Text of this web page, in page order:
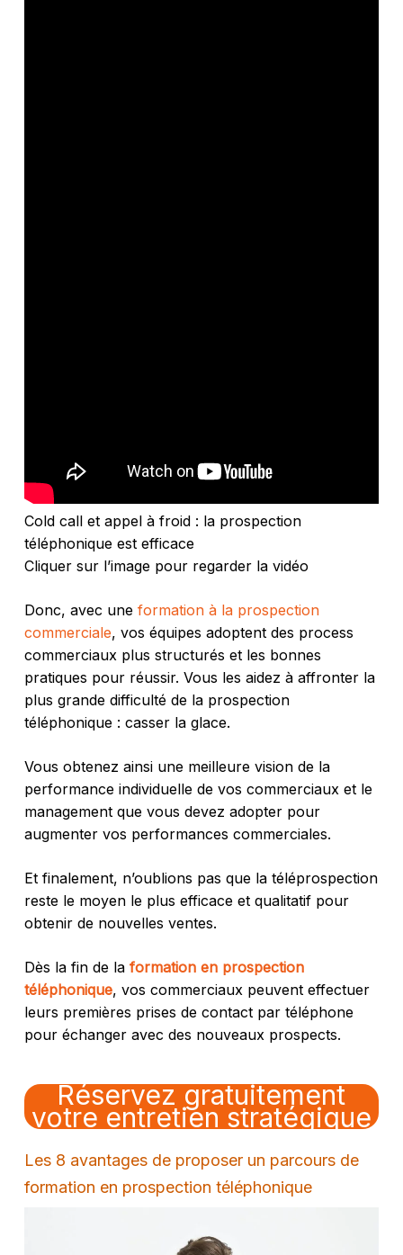
Cold call et appel à froid : la prospection
téléphonique est efficace
Cliquer sur l’image pour regarder la vidéo
Donc, avec une formation à la prospection
commerciale, vos équipes adoptent des process
commerciaux plus structurés et les bonnes
pratiques pour réussir. Vous les aidez à affronter la
plus grande difficulté de la prospection
téléphonique : casser la glace.
Vous obtenez ainsi une meilleure vision de la
performance individuelle de vos commerciaux et le
management que vous devez adopter pour
augmenter vos performances commerciales.
Et finalement, n’oublions pas que la téléprospection
reste le moyen le plus efficace et qualitatif pour
obtenir de nouvelles ventes.
Dès la fin de la formation en prospection
téléphonique, vos commerciaux peuvent effectuer
leurs premières prises de contact par téléphone
pour échanger avec des nouveaux prospects.
Réservez gratuitement
votre entretien stratégique
Les 8 avantages de proposer un parcours de
formation en prospection téléphonique